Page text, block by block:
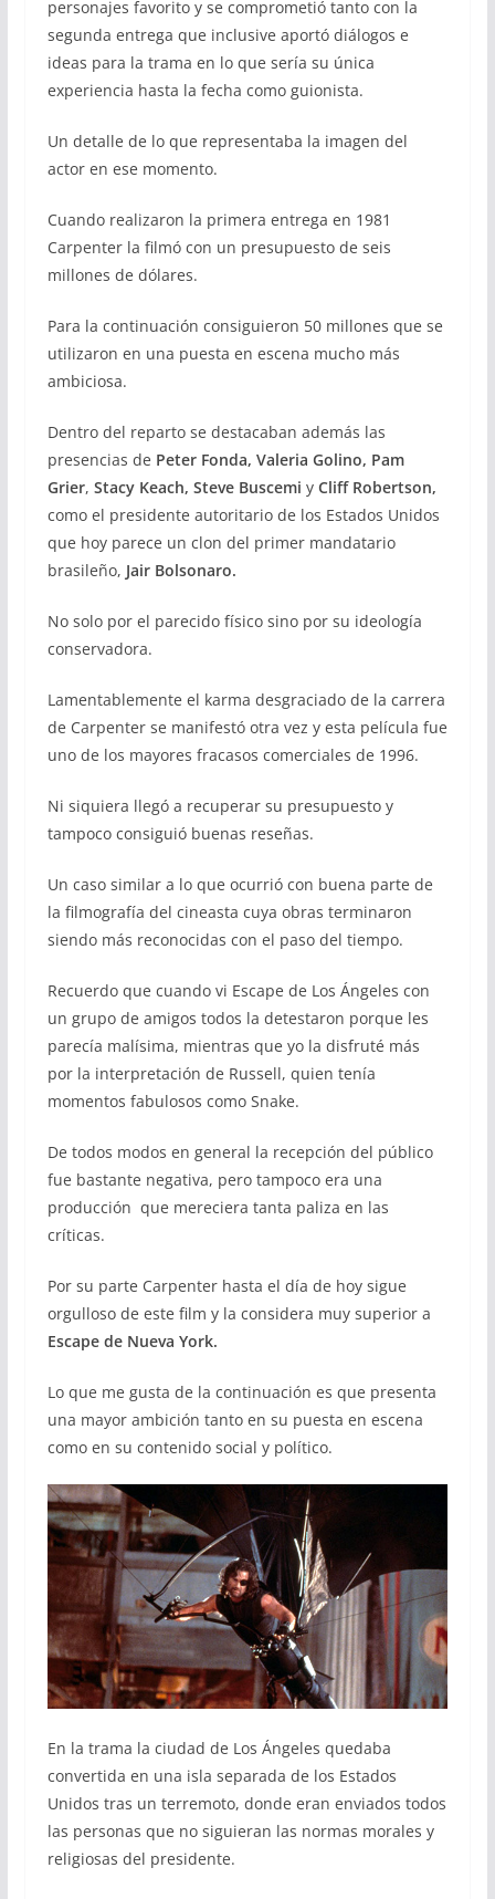
personajes favorito y se comprometió tanto con la
segunda entrega que inclusive aportó diálogos e
ideas para la trama en lo que sería su única
experiencia hasta la fecha como guionista.
Un detalle de lo que representaba la imagen del
actor en ese momento.
Cuando realizaron la primera entrega en 1981
Carpenter la filmó con un presupuesto de seis
millones de dólares.
Para la continuación consiguieron 50 millones que se
utilizaron en una puesta en escena mucho más
ambiciosa.
Dentro del reparto se destacaban además las
presencias de Peter Fonda, Valeria Golino, Pam
Grier, Stacy Keach, Steve Buscemi y Cliff Robertson,
como el presidente autoritario de los Estados Unidos
que hoy parece un clon del primer mandatario
brasileño, Jair Bolsonaro.
No solo por el parecido físico sino por su ideología
conservadora.
Lamentablemente el karma desgraciado de la carrera
de Carpenter se manifestó otra vez y esta película fue
uno de los mayores fracasos comerciales de 1996.
Ni siquiera llegó a recuperar su presupuesto y
tampoco consiguió buenas reseñas.
Un caso similar a lo que ocurrió con buena parte de
la filmografía del cineasta cuya obras terminaron
siendo más reconocidas con el paso del tiempo.
Recuerdo que cuando vi Escape de Los Ángeles con
un grupo de amigos todos la detestaron porque les
parecía malísima, mientras que yo la disfruté más
por la interpretación de Russell, quien tenía
momentos fabulosos como Snake.
De todos modos en general la recepción del público
fue bastante negativa, pero tampoco era una
producción que mereciera tanta paliza en las
críticas.
Por su parte Carpenter hasta el día de hoy sigue
orgulloso de este film y la considera muy superior a
Escape de Nueva York.
Lo que me gusta de la continuación es que presenta
una mayor ambición tanto en su puesta en escena
como en su contenido social y político.
En la trama la ciudad de Los Ángeles quedaba
convertida en una isla separada de los Estados
Unidos tras un terremoto, donde eran enviados todos
las personas que no siguieran las normas morales y
religiosas del presidente.